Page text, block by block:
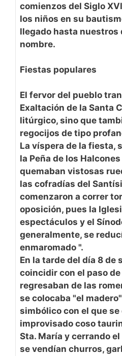
comienzos del Siglo
los niños en su
llegado hasta nuestros
nombre.
Fiestas populares
El fervor del pueblo
Exaltación de la Santa
litúrgico, sino que
regocijos de tipo
La víspera de la fiesta,
la Peña de los
quemaban vistosas
las cofradías del
comenzaron a correr
oposición, pues la
espectáculos y el
generalmente, se
enmaromado ".
En la tarde del día 8 de
coincidir con el paso
regresaban de las
se colocaba "el
simbólico con el que
improvisado coso
Sta. María y cerrando
se vendían churros,